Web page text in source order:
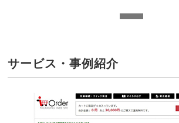
サービス・事例紹介